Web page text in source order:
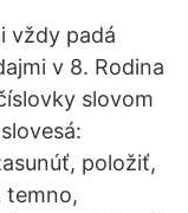
vždy padá
v 8. Rodina
slovom
položiť,
temno,